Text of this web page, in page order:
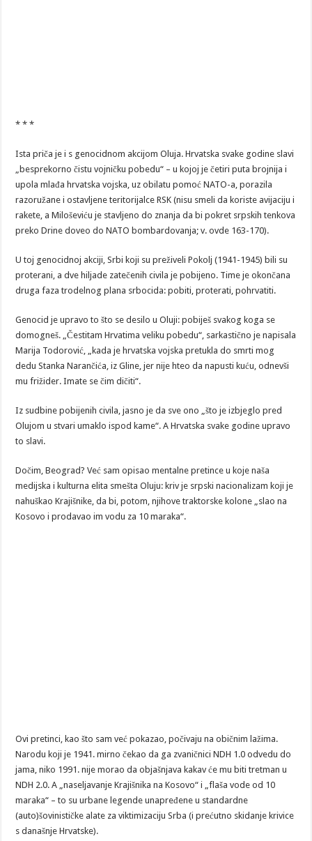
* * *
Ista priča je i s genocidnom akcijom Oluja. Hrvatska svake godine slavi
„besprekorno čistu vojničku pobedu“ – u kojoj je četiri puta brojnija i
upola mlađa hrvatska vojska, uz obilatu pomoć NATO-a, porazila
razoružane i ostavljene teritorijalce RSK (nisu smeli da koriste avijaciju i
rakete, a Miloševiću je stavljeno do znanja da bi pokret srpskih tenkova
preko Drine doveo do NATO bombardovanja; v. ovde 163-170).
U toj genocidnoj akciji, Srbi koji su preživeli Pokolj (1941-1945) bili su
proterani, a dve hiljade zatečenih civila je pobijeno. Time je okončana
druga faza trodelnog plana srbocida: pobiti, proterati, pohrvatiti.
Genocid je upravo to što se desilo u Oluji: pobiješ svakog koga se
domogneš. „Čestitam Hrvatima veliku pobedu“, sarkastično je napisala
Marija Todorović, „kada je hrvatska vojska pretukla do smrti mog
dedu Stanka Narančića, iz Gline, jer nije hteo da napusti kuću, odnevši
mu frižider. Imate se čim dičiti“.
Iz sudbine pobijenih civila, jasno je da sve ono „što je izbjeglo pred
Olujom u stvari umaklo ispod kame“. A Hrvatska svake godine upravo
to slavi.
Dočim, Beograd? Već sam opisao mentalne pretince u koje naša
medijska i kulturna elita smešta Oluju: kriv je srpski nacionalizam koji je
nahuškao Krajišnike, da bi, potom, njihove traktorske kolone „slao na
Kosovo i prodavao im vodu za 10 maraka“.
Ovi pretinci, kao što sam već pokazao, počivaju na običnim lažima.
Narodu koji je 1941. mirno čekao da ga zvaničnici NDH 1.0 odvedu do
jama, niko 1991. nije morao da objašnjava kakav će mu biti tretman u
NDH 2.0. A „naseljavanje Krajišnika na Kosovo“ i „flaša vode od 10
maraka“ – to su urbane legende unapređene u standardne
(auto)šovinističke alate za viktimizaciju Srba (i prećutno skidanje krivice
s današnje Hrvatske).